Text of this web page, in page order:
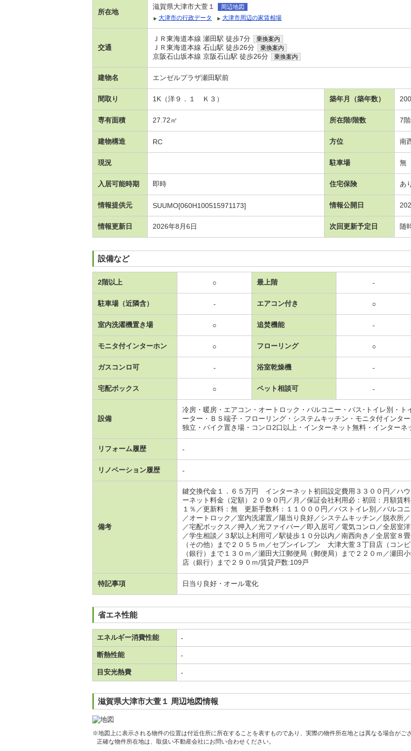
所在地
滋賀県大津市大萱１
周辺地図
大津市の行政データ
大津市周辺の家賃相場
交通
ＪＲ東海道本線 瀬田駅 徒歩7分 乗換案内
ＪＲ東海道本線 石山駅 徒歩26分 乗換案内
京阪石山坂本線 京阪石山駅 徒歩26分 乗換案内
建物名 エンゼルプラザ瀬田駅前
間取り 1K（洋９．１ Ｋ３） 築年月（築年数）
専有面積 27.72㎡ 所在階/階数 7
建物構造 RC 方位 南
現況 駐車場 無
入居可能時期 即時 住宅保険 あ
情報提供元 SUUMO[060H100515971173] 情報公開日
情報更新日 2026年8月6日 次回更新予定日 随
設備など
2階以上 ○ 最上階 -
駐車場（近隣含） - エアコン付き ○
室内洗濯機置き場 ○ 追焚機能 -
モニタ付インターホン ○ フローリング ○
ガスコンロ可 - 浴室乾燥機 -
宅配ボックス ○ ペット相談可 -
設備
冷房・暖房・エアコン・オートロック・バルコニー・バス･トイレ別・
ーター・ＢＳ端子・フローリング・システムキッチン・モニタ付インタ
独立・バイク置き場・コンロ2口以上・インターネット無料・インターネ
リフォーム履歴 -
リノベーション履歴 -
備考
鍵交換代金１．６５万円 インターネット初回設定費用３３００円／ハ
ーネット料金（定額）２０９０円／月／保証会社利用必：初回：月額賃
１％／更新料：無 更新手数料：１１０００円／バストイレ別／バルコ
／オートロック／室内洗濯置／陽当り良好／システムキッチン／脱衣所
／宅配ボックス／押入／光ファイバー／即入居可／電気コンロ／全居室
／学生相談／３駅以上利用可／駅徒歩１０分以内／南西向き／全居室
（その他）まで２０５５ｍ／セブンイレブン 大津大萱３丁目店（コン
（銀行）まで１３０ｍ／瀬田大江郵便局（郵便局）まで２２０ｍ／瀬
店（銀行）まで２９０ｍ/賃貸戸数:109戸
特記事項 日当り良好・オール電化
省エネ性能
エネルギー消費性能 -
断熱性能 -
目安光熱費 -
滋賀県大津市大萱１ 周辺地図情報
※地図上に表示される物件の位置は付近住所に所在することを表すものであり、実際の物件所在地とは異なる場合がござ
正確な物件所在地は、取扱い不動産会社にお問い合わせください。